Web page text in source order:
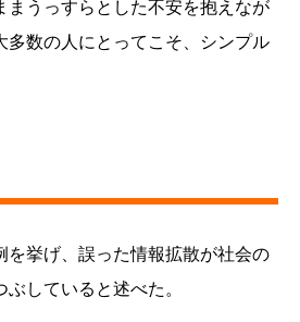
まうっすらとした不安を抱えなが
多数の人にとってこそ、シンプル
を挙げ、誤った情報拡散が社会の
していると述べた。